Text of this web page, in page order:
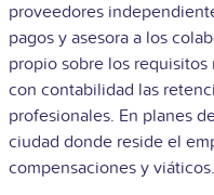
proveedores
pagos y asesora a los
propio sobre los
con contabilidad las
profesionales. En planes
ciudad donde reside el
compensaciones y viáticos.